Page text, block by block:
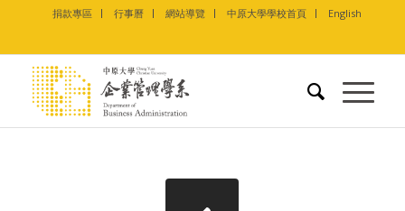
捐款專區 行事曆 網站導覽 中原大學學校首頁 English